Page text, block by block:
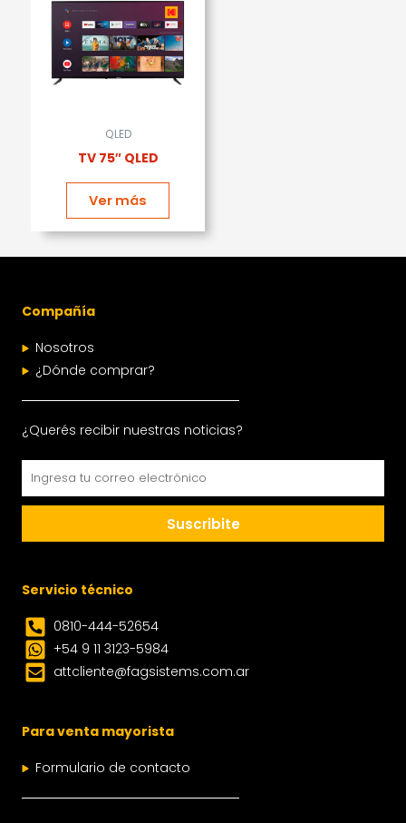
QLED
TV 75″ QLED
Ver más
Compañía
Nosotros
¿Dónde comprar?
¿Querés recibir nuestras noticias?
Email
Suscribite
Servicio técnico
0810-444-52654
+54 9 11 3123-5984
attcliente@fagsistems.com.ar
Para venta mayorista
Formulario de contacto